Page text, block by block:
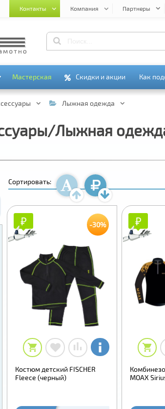
Контакты Компания Партнеры
Мастерская
Мастерская Скидки и акции
Скидки и акции Как
Как
Лыжная одежда
Лыжная
Сортировать:
₽
₽
Костюм детский FISCHER
Fleece (черный)
-30% ₽
₽
MOAX